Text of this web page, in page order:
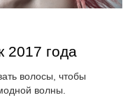
2017 года
волосы, чтобы
волны.